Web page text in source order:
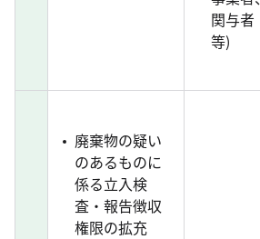
関与者
等)
廃棄物の疑い
のあるものに
係る立入検
査・報告徴収
権限の拡充